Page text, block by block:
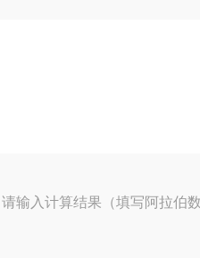
请输入计算结果（填写阿拉伯